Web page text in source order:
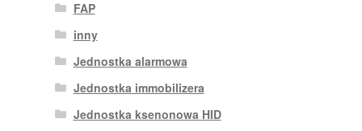
FAP
inny
Jednostka alarmowa
Jednostka immobilizera
Jednostka ksenonowa HID